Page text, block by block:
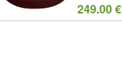
249.00 €